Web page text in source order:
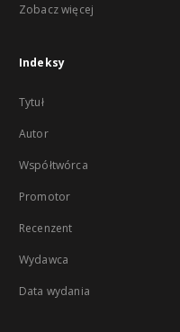
Zobacz więcej
Indeksy
Tytuł
Autor
Współtwórca
Promotor
Recenzent
Wydawca
Data wydania